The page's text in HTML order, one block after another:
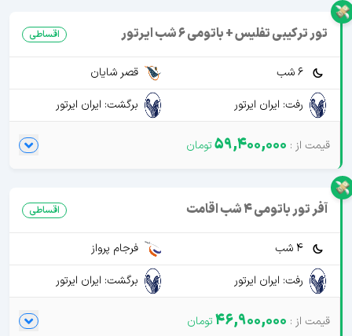
تور ترکیبی تفلیس + باتومی 6 شب ایرتور اقساطی
6 شب
قصر شایان
رفت: ایران ایرتور
برگشت: ایران ایرتور
59,400,000
آفر تور باتومی 4 شب اقامت اقساطی
4 شب
فرجام پرواز
رفت: ایران ایرتور
برگشت: ایران ایرتور
46,900,000